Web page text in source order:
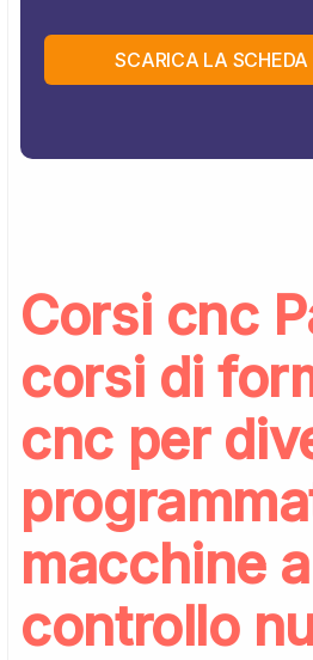
SCARICA LA SCHEDA
Corsi cnc
corsi di
cnc per
macchine a
controllo